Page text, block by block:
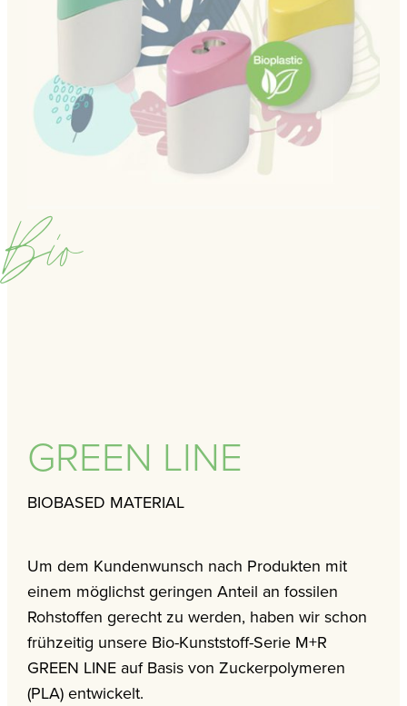
Bio
GREEN LINE
BIOBASED MATERIAL
Um dem Kundenwunsch nach Produkten mit
einem möglichst geringen Anteil an fossilen
Rohstoffen gerecht zu werden, haben wir schon
frühzeitig unsere Bio-Kunststoff-Serie M+R
GREEN LINE auf Basis von Zuckerpolymeren
(PLA) entwickelt.